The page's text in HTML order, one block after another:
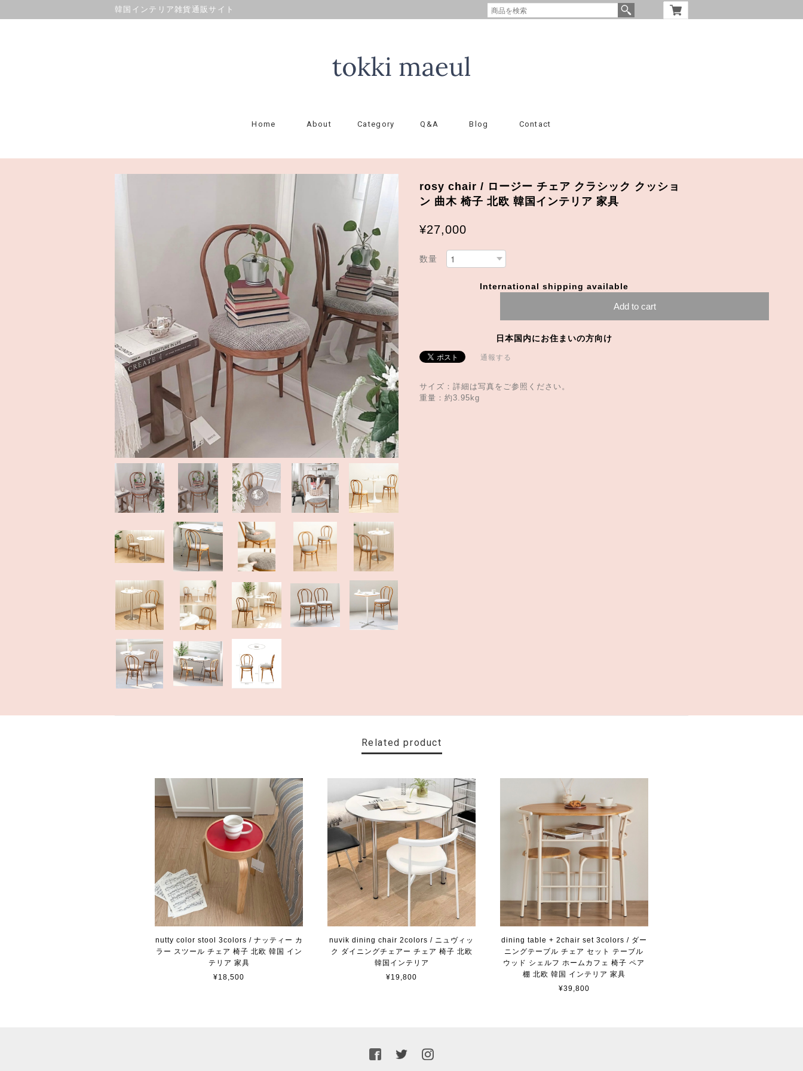
韓国インテリア雑貨通販サイト
Home About Category Q&A Blog Contact
rosy chair / ロージー チェア クラシック クッショ
ン 曲木 椅子 北欧 韓国インテリア 家具
¥27,000
数量
International shipping available
Add to cart
日本国内にお住まいの方向け
通報する
サイズ：詳細は写真をご参照ください。
重量：約3.95kg
Related product
nutty color stool 3colors / ナッティー カ
ラー スツール チェア 椅子 北欧 韓国 イン
テリア 家具
¥18,500
nuvik dining chair 2colors / ニュヴィッ
ク ダイニングチェアー チェア 椅子 北欧
韓国インテリア
¥19,800
dining table + 2chair set 3colors / ダー
ニングテーブル チェア セット テーブル
ウッド シェルフ ホームカフェ 椅子 ペア
棚 北欧 韓国 インテリア 家具
¥39,800